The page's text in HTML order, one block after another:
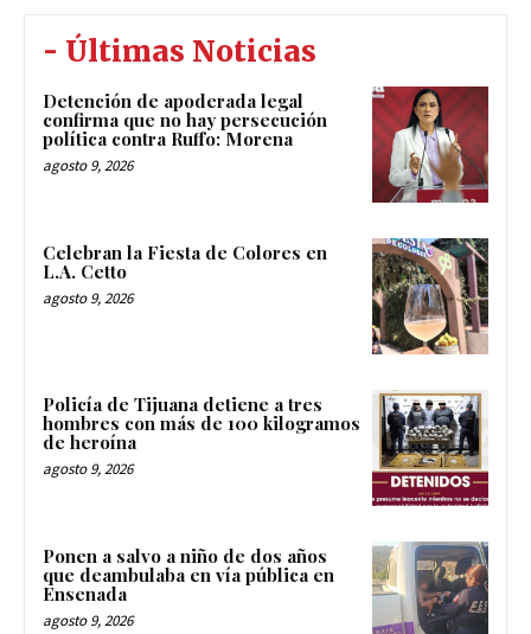
- Últimas Noticias
Detención de apoderada legal
confirma que no hay persecución
política contra Ruffo: Morena
agosto 9, 2026
Celebran la Fiesta de Colores en
L.A. Cetto
agosto 9, 2026
Policía de Tijuana detiene a tres
hombres con más de 100 kilogramos
de heroína
agosto 9, 2026
Ponen a salvo a niño de dos años
que deambulaba en vía pública en
Ensenada
agosto 9, 2026